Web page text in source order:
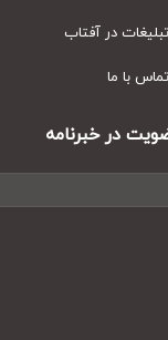
در آفتاب
با ما
در خبرنامه